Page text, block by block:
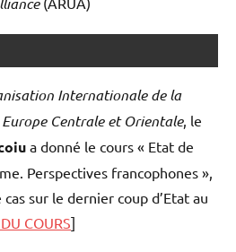
Internationale de la
Centrale et Orientale, le
a donné le cours « Etat de
Perspectives francophones »,
sur le dernier coup d’Etat au
COURS]